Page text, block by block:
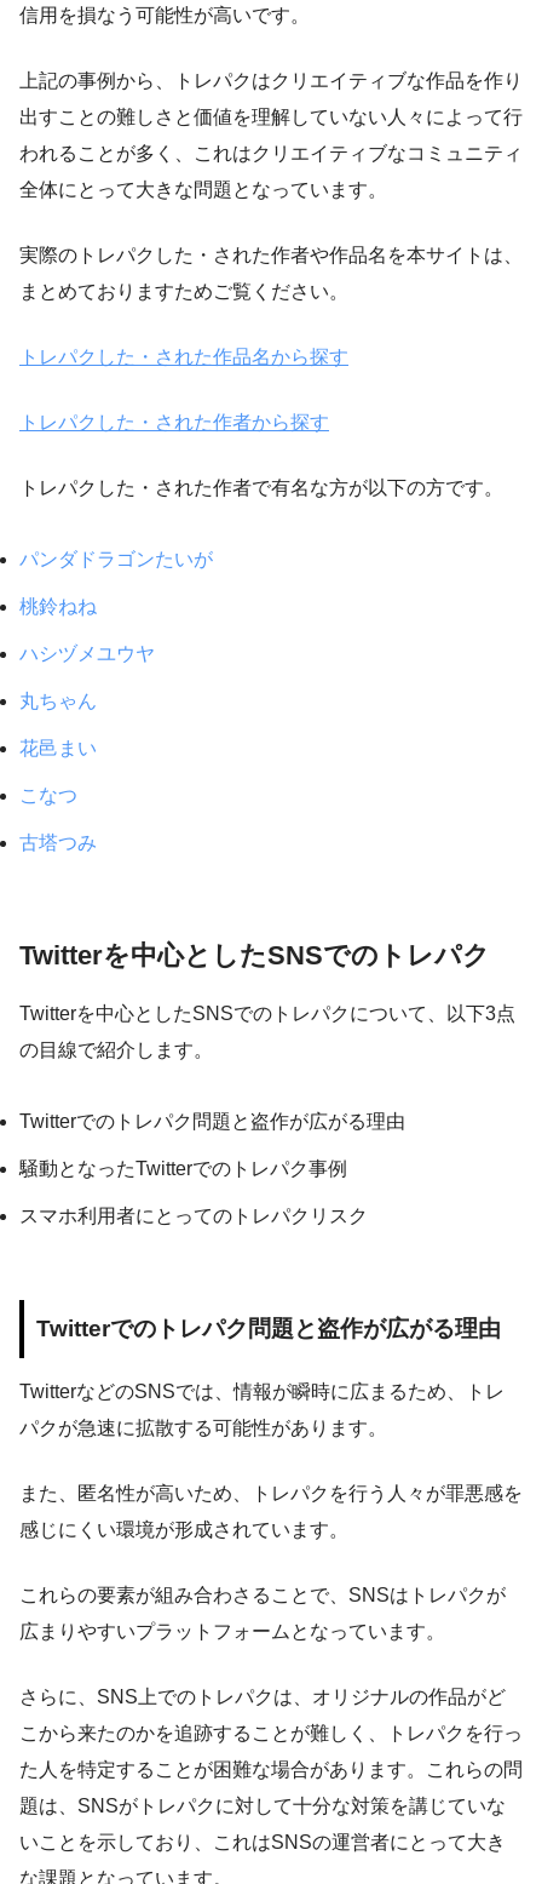
信用を損なう可能性が高いです。
上記の事例から、トレパクはクリエイティブな作品を作り
出すことの難しさと価値を理解していない人々によって行
われることが多く、これはクリエイティブなコミュニティ
全体にとって大きな問題となっています。
実際のトレパクした・された作者や作品名を本サイトは、
まとめておりますためご覧ください。
トレパクした・された作品名から探す
トレパクした・された作者から探す
トレパクした・された作者で有名な方が以下の方です。
パンダドラゴンたいが
桃鈴ねね
ハシヅメユウヤ
丸ちゃん
花邑まい
こなつ
古塔つみ
Twitterを中心としたSNSでのトレパク
Twitterを中心としたSNSでのトレパクについて、以下3点
の目線で紹介します。
Twitterでのトレパク問題と盗作が広がる理由
騒動となったTwitterでのトレパク事例
スマホ利用者にとってのトレパクリスク
Twitterでのトレパク問題と盗作が広がる理由
TwitterなどのSNSでは、情報が瞬時に広まるため、トレ
パクが急速に拡散する可能性があります。
また、匿名性が高いため、トレパクを行う人々が罪悪感を
感じにくい環境が形成されています。
これらの要素が組み合わさることで、SNSはトレパクが
広まりやすいプラットフォームとなっています。
さらに、SNS上でのトレパクは、オリジナルの作品がど
こから来たのかを追跡することが難しく、トレパクを行っ
た人を特定することが困難な場合があります。これらの問
題は、SNSがトレパクに対して十分な対策を講じていな
いことを示しており、これはSNSの運営者にとって大き
な課題となっています。